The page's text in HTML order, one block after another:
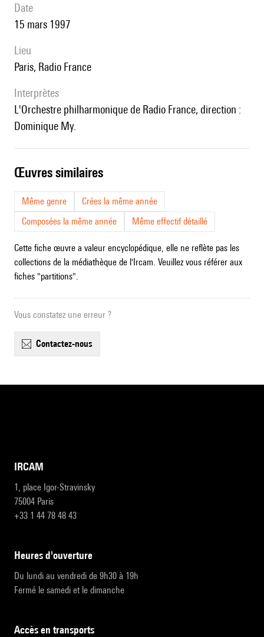
date
15 mars 1997
lieu
Paris, Radio France
interprètes
l'Orchestre philharmonique de Radio France, direction :
Dominique My.
œuvres similaires
Même genre
Crées la même année
Composées la même année
Même effectif détaillé
Cette fiche œuvre a valeur encyclopédique, elle ne reflète pas les
collections de la médiathèque de l'Ircam. Veuillez vous référer aux
fiches "partitions".
Vous constatez une erreur ?
contactez-nous
IRCAM
1, place Igor-Stravinsky
75004 Paris
+33 1 44 78 48 43
heures d'ouverture
Du lundi au vendredi de 9h30 à 19h
Fermé le samedi et le dimanche
accès en transports